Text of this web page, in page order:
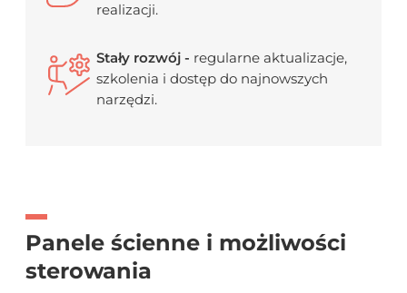
realizacji.
Stały rozwój - regularne aktualizacje,
szkolenia i dostęp do najnowszych
narzędzi.
Panele ścienne i możliwości
sterowania